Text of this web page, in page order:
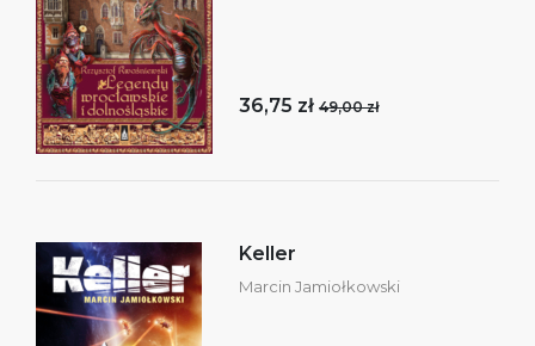
36,75 zł 49,00 zł
Keller
Marcin Jamiołkowski